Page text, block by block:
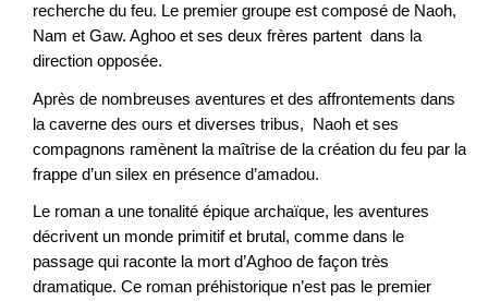
recherche du feu. Le premier groupe est composé de Naoh,
Nam et Gaw. Aghoo et ses deux frères partent dans la
direction opposée.
Après de nombreuses aventures et des affrontements dans
la caverne des ours et diverses tribus, Naoh et ses
compagnons ramènent la maîtrise de la création du feu par la
frappe d’un silex en présence d’amadou.
Le roman a une tonalité épique archaïque, les aventures
décrivent un monde primitif et brutal, comme dans le
passage qui raconte la mort d’Aghoo de façon très
dramatique. Ce roman préhistorique n’est pas le premier